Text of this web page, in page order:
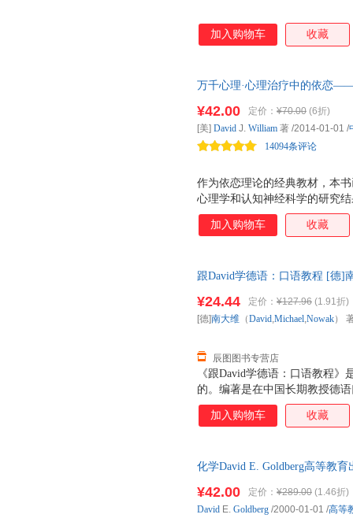
加入购物车 收藏
万千心理·心理治疗中的依恋
作为依恋理论的经典教材，本
心理学和认知神经科学的研究
和系统地介绍了依恋理论的核
理论在临床上的应用。
¥42.00 定价： ¥70.00 (6折)
14094条评论
[美] David J. William 著 /2014-01-01 /
加入购物车 收藏
跟David学德语：口语教程 [德]
《跟David学德语：口语教程
的。编著是在中国长期教授德
David学德语：口语教程》语言
德语基础知识、德语学习等内
¥24.44 定价： ¥127.96 (1.91折)
辰图图书专营店
[德]南大维 （David,Michael,Nowak）
加入购物车 收藏
化学David E. Goldberg高等教
¥42.00 定价： ¥289.00 (1.46折)
David E. Goldberg /2000-01-01 /高等